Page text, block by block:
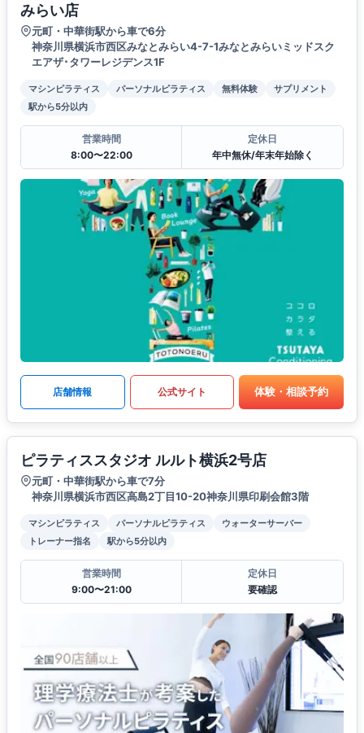
みらい店
元町・中華街駅から車で6分
神奈川県横浜市西区みなとみらい4-7-1みなとみらいミッドスク
エアザ･タワーレジデンス1F
マシンピラティス パーソナルピラティス 無料体験
サプリメント
駅から5分以内
営業時間
8:00〜22:00
定休日
年中無休/年末年始除く
店舗情報 公式サイト 体験・相談予約
ピラティススタジオ ルルト横浜2号店
元町・中華街駅から車で7分
神奈川県横浜市西区高島2丁目10-20神奈川県印刷会館3階
マシンピラティス パーソナルピラティス
ウォーターサーバー
トレーナー指名
駅から5分以内
営業時間
9:00〜21:00
定休日
要確認